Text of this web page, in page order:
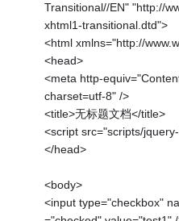
Transitional//EN" "http://
xhtml1-transitional.dtd">
<html xmlns="http://
<head>
<meta http-
charset=utf-8" />
<title>无标题文档</title>
<script src="scripts/
</head>
<body>
<input type="checkbox"